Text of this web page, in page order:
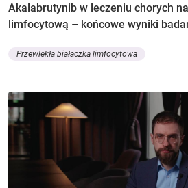
Akalabrutynib w leczeniu chorych
limfocytową – końcowe wyniki
Przewlekła białaczka limfocytowa